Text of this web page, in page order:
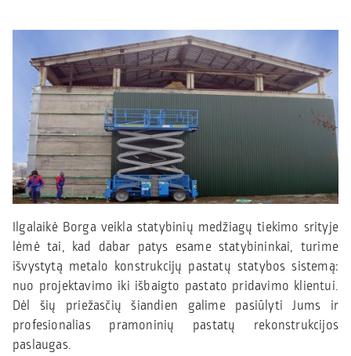
Ilgalaikė Borga veikla statybinių medžiagų tiekimo srityje
lėmė tai, kad dabar patys esame statybininkai, turime
išvystytą metalo konstrukcijų pastatų statybos sistemą:
nuo projektavimo iki išbaigto pastato pridavimo klientui.
Dėl šių priežasčių šiandien galime pasiūlyti Jums ir
profesionalias pramoninių pastatų rekonstrukcijos
paslaugas.